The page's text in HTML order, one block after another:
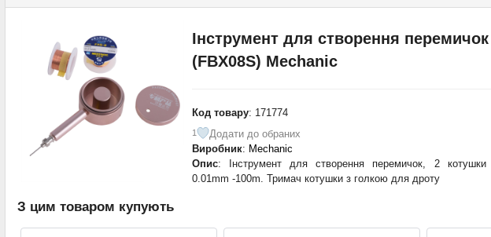
Інструмент для створення перемичок
(FBX08S) Mechanic
Код товару: 171774
1
Додати до обраних
Виробник: Mechanic
Опис: Інструмент для створення перемичок, 2 котушки
0.01mm -100m. Тримач котушки з голкою для дроту
З цим товаром купують